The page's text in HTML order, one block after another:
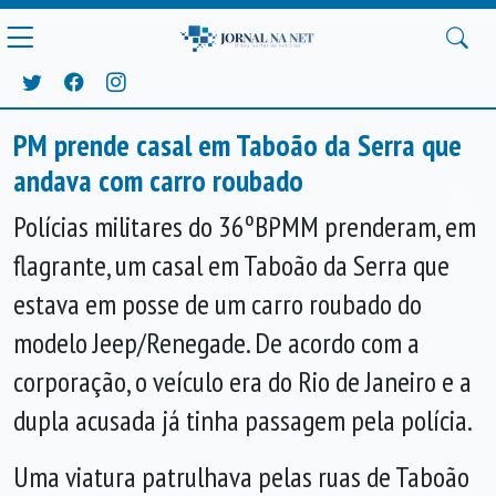
PM prende casal em Taboão da Serra que
andava com carro roubado
Anterior
Polícias militares do 36ºBPMM prenderam, em
flagrante, um casal em Taboão da Serra que
estava em posse de um carro roubado do
modelo Jeep/Renegade. De acordo com a
corporação, o veículo era do Rio de Janeiro e a
dupla acusada já tinha passagem pela polícia.
Uma viatura patrulhava pelas ruas de Taboão